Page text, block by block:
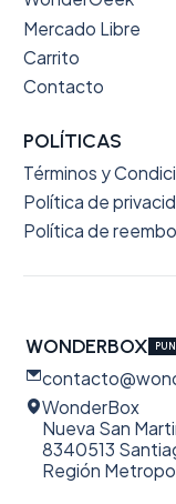
Mercado Libre
Carrito
Contacto
POLÍTICAS
Términos y
Política de
Política de
WONDERBOX
WonderBox
Nueva San
8340513
Región